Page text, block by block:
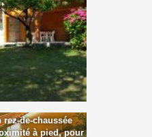
rez-de-chaussée
à pied, pour